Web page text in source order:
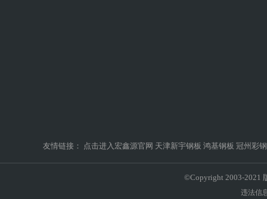
友情链接： 点击进入宏鑫源官网 天津新宇钢板 鸿基钢板 冠州彩
©Copyright 2003-2021
违法信